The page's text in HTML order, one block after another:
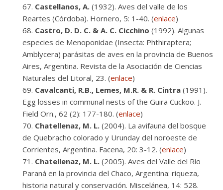
Castellanos, A. (1932). Aves del valle de los
Reartes (Córdoba). Hornero, 5: 1-40. (enlace)
Castro, D. D. C. & A. C. Cicchino (1992). Algunas
especies de Menoponidae (Insecta: Phthiraptera;
Amblycera) parásitas de aves en la provincia de Buenos
Aires, Argentina. Revista de la Asociación de Ciencias
Naturales del Litoral, 23. (enlace)
Cavalcanti, R.B., Lemes, M.R. & R. Cintra (1991).
Egg losses in communal nests of the Guira Cuckoo. J.
Field Orn., 62 (2): 177-180. (enlace)
Chatellenaz, M. L. (2004). La avifauna del bosque
de Quebracho colorado y Urunday del noroeste de
Corrientes, Argentina. Facena, 20: 3-12. (enlace)
Chatellenaz, M. L. (2005). Aves del Valle del Río
Paraná en la provincia del Chaco, Argentina: riqueza,
historia natural y conservación. Miscelánea, 14: 528.